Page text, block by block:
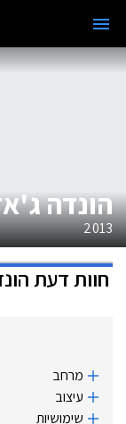
הונדה
2013
חוות דעת
מרחב
עיצוב
שימושיות